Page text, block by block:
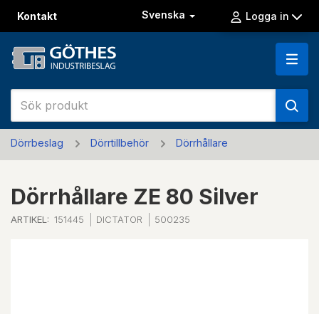
Kontakt Svenska Logga in
Dörrbeslag Dörrtillbehör Dörrhållare
Dörrhållare ZE 80 Silver
ARTIKEL: 151445 DICTATOR 500235